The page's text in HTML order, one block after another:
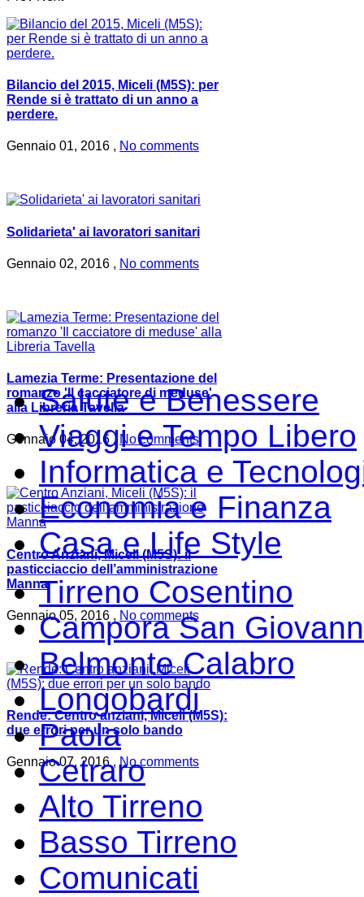
Bilancio del 2015, Miceli (M5S): per
Rende si è trattato di un anno a
perdere.
Gennaio 01, 2016 , No comments
Solidarieta' ai lavoratori sanitari
Gennaio 02, 2016 , No comments
Lamezia Terme: Presentazione del
romanzo 'Il cacciatore di meduse'
alla Libreria Tavella
Gennaio 04, 2016 , No comments
Centro Anziani, Miceli (M5S): il
pasticciaccio dell’amministrazione
Manna
Gennaio 05, 2016 , No comments
Rende: Centro anziani, Miceli (M5S):
due errori per un solo bando
Gennaio 07, 2016 ,No comments
Salute e Benessere
Viaggi e Tempo Libero
Informatica e
Economia e Finanza
Casa e Life Style
Tirreno Cosentino
Campora San
Belmonte Calabro
Longobardi
Paola
Cetraro
Alto Tirreno
Basso Tirreno
Comunicati